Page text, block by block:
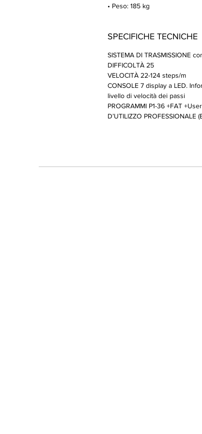
• Peso: 185 kg
SPECIFICHE TECNICHE
SISTEMA DI TRASMISSIONE
DIFFICOLTÀ 25
VELOCITÀ 22-124 steps/m
CONSOLE 7 display a LED.
livello di velocità dei passi
PROGRAMMI P1-36 +FAT
D’UTILIZZO PROFESSIONALE